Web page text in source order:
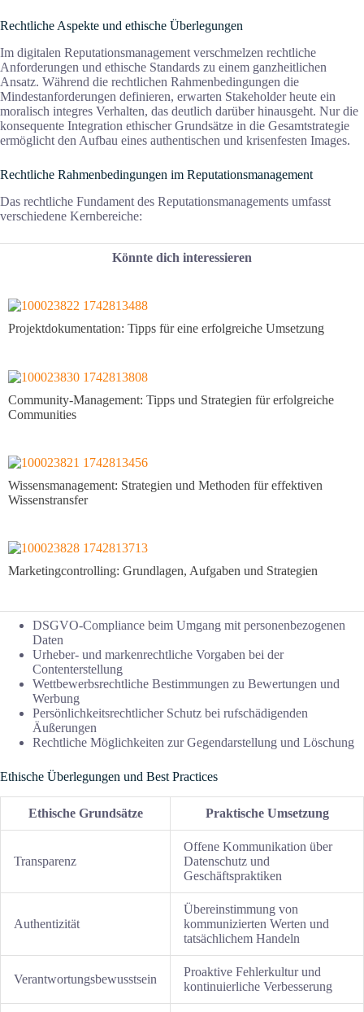
Rechtliche Aspekte und ethische Überlegungen
Im digitalen Reputationsmanagement verschmelzen rechtliche
Anforderungen und ethische Standards zu einem ganzheitlichen
Ansatz. Während die rechtlichen Rahmenbedingungen die
Mindestanforderungen definieren, erwarten Stakeholder heute ein
moralisch integres Verhalten, das deutlich darüber hinausgeht. Nur die
konsequente Integration ethischer Grundsätze in die Gesamtstrategie
ermöglicht den Aufbau eines authentischen und krisenfesten Images.
Rechtliche Rahmenbedingungen im Reputationsmanagement
Das rechtliche Fundament des Reputationsmanagements umfasst
verschiedene Kernbereiche:
Könnte dich interessieren
Projektdokumentation: Tipps für eine erfolgreiche Umsetzung
Community-Management: Tipps und Strategien für erfolgreiche
Communities
Wissensmanagement: Strategien und Methoden für effektiven
Wissenstransfer
Marketingcontrolling: Grundlagen, Aufgaben und Strategien
DSGVO-Compliance beim Umgang mit personenbezogenen
Daten
Urheber- und markenrechtliche Vorgaben bei der
Contenterstellung
Wettbewerbsrechtliche Bestimmungen zu Bewertungen und
Werbung
Persönlichkeitsrechtlicher Schutz bei rufschädigenden
Äußerungen
Rechtliche Möglichkeiten zur Gegendarstellung und Löschung
Ethische Überlegungen und Best Practices
Ethische Grundsätze Praktische Umsetzung
Transparenz
Offene Kommunikation über
Datenschutz und
Geschäftspraktiken
Authentizität
Übereinstimmung von
kommunizierten Werten und
tatsächlichem Handeln
Verantwortungsbewusstsein
Proaktive Fehlerkultur und
kontinuierliche Verbesserung